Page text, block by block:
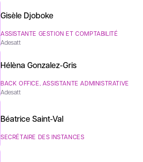
Adesatt
Gisèle Djoboke
ASSISTANTE GESTION ET COMPTABILITÉ
Adesatt
Hélèna Gonzalez-Gris
BACK OFFICE, ASSISTANTE ADMINISTRATIVE
Béatrice Saint-Val
SECRÉTAIRE DES INSTANCES